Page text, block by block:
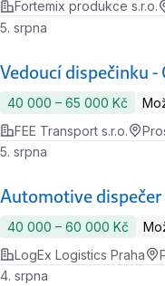
Fortemix produkce s.r.o.
Vedoucí dispečinku -
5. srpna
40 000 ‍–‍ 65 000 Kč
FEE Transport s.r.o.
Automotive dispečer
5. srpna
40 000 ‍–‍ 60 000 Kč
LogEx Logistics Praha
4. srpna